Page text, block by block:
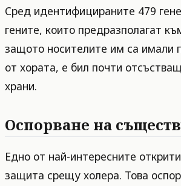
Сред идентифицираните 479
гените, които предразполагат
защото носителите им са имали
от хората, е бил почти
храни.
Оспорване на
Едно от най-интересните
защита срещу холера. Това